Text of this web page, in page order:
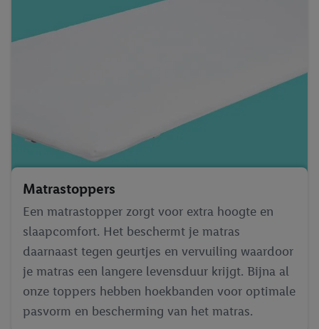
Matrastoppers
Een matrastopper zorgt voor extra hoogte en
slaapcomfort. Het beschermt je matras
daarnaast tegen geurtjes en vervuiling waardoor
je matras een langere levensduur krijgt. Bijna al
onze toppers hebben hoekbanden voor optimale
pasvorm en bescherming van het matras.